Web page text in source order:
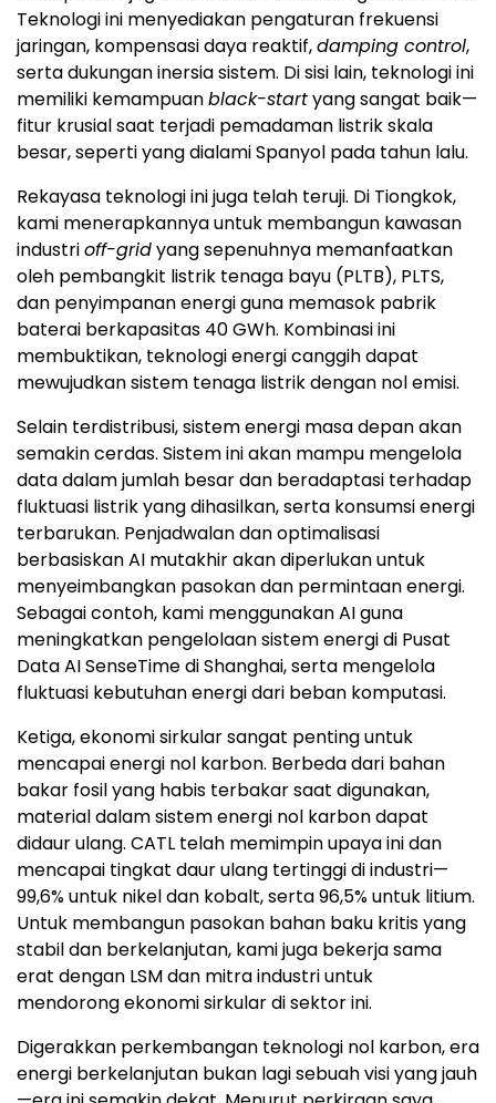
Teknologi ini menyediakan pengaturan frekuensi
jaringan, kompensasi daya reaktif,damping control,
serta dukungan inersia sistem. Di sisi lain, teknologi ini
memiliki kemampuanblack-startyang sangat baik—
fitur krusial saat terjadi pemadaman listrik skala
besar, seperti yang dialami Spanyol pada tahun lalu.
Rekayasa teknologi ini juga telah teruji. Di Tiongkok,
kami menerapkannya untuk membangun kawasan
industrioff-gridyang sepenuhnya memanfaatkan
oleh pembangkit listrik tenaga bayu (PLTB), PLTS,
dan penyimpanan energi guna memasok pabrik
baterai berkapasitas 40 GWh. Kombinasi ini
membuktikan, teknologi energi canggih dapat
mewujudkan sistem tenaga listrik dengan nol emisi.
Selain terdistribusi, sistem energi masa depan akan
semakin cerdas. Sistem ini akan mampu mengelola
data dalam jumlah besar dan beradaptasi terhadap
fluktuasi listrik yang dihasilkan, serta konsumsi energi
terbarukan. Penjadwalan dan optimalisasi
berbasiskan AI mutakhir akan diperlukan untuk
menyeimbangkan pasokan dan permintaan energi.
Sebagai contoh, kami menggunakan AI guna
meningkatkan pengelolaan sistem energi di Pusat
Data AI SenseTime di Shanghai, serta mengelola
fluktuasi kebutuhan energi dari beban komputasi.
Ketiga, ekonomi sirkular sangat penting untuk
mencapai energi nol karbon. Berbeda dari bahan
bakar fosil yang habis terbakar saat digunakan,
material dalam sistem energi nol karbon dapat
didaur ulang. CATL telah memimpin upaya ini dan
mencapai tingkat daur ulang tertinggi di industri—
99,6% untuk nikel dan kobalt, serta 96,5% untuk litium.
Untuk membangun pasokan bahan baku kritis yang
stabil dan berkelanjutan, kami juga bekerja sama
erat dengan LSM dan mitra industri untuk
mendorong ekonomi sirkular di sektor ini.
Digerakkan perkembangan teknologi nol karbon, era
energi berkelanjutan bukan lagi sebuah visi yang jauh